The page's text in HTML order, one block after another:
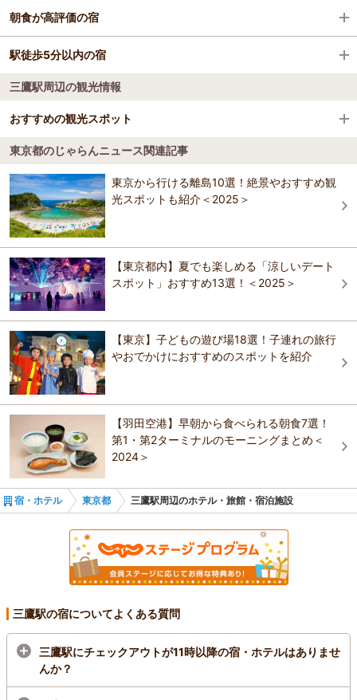
西新宿駅
代々木駅
高円寺駅
荻窪駅
東京スカイツリー
東京ビッグサイト
秋葉原電気街
アメ横
羽田空港（東京国際空港）
三宅島空港
八丈島空港
調布飛行場
上野・浅草・両国
渋谷・目黒・世田谷
八王子・立川・町田・府中・調布
池袋・目白・板橋・赤羽
六本木・麻布・赤坂・青山
お茶の水・湯島・九段・後楽園・東京ドーム
青梅・奥多摩
葛飾・江戸川・江東
伊豆七島・小笠原
京王プラザホテル
ホテル ブーゲンビリア新宿(旧 ラガール・ド
ゥ・ラヴィー新宿)
ホテルルートイン東京阿佐ヶ谷
かどやホテル
三井ガーデンホテル神宮外苑の杜プレミア
ＪＲ西日本グループ ヴィアイン新宿
アパホテル〈東新宿 歌舞伎町東〉
アパホテル〈新宿 歌舞伎町中央〉
プレミアホテル-CABIN-新宿
朝食が高評価の宿
京王プラザホテル
日本青年館ホテル
ホテルルートイン東京阿佐ヶ谷
かどやホテル
三井ガーデンホテル神宮外苑の杜プレミア
アパホテル〈新宿 歌舞伎町中央〉
プレミアホテル-CABIN-新宿
ビジネスホテル 新宿タウンホテル
全理連 代々木の宿（旧 全理連宿泊部）
ホテルローズガーデン新宿
駅徒歩5分以内の宿
京王プラザホテル
ホテル ブーゲンビリア新宿(旧 ラガール・ド
ゥ・ラヴィー新宿)
日本青年館ホテル
ホテルルートイン東京阿佐ヶ谷
かどやホテル
三井ガーデンホテル神宮外苑の杜プレミア
東急ステイ西新宿
ヒルトン東京
ＪＲ西日本グループ ヴィアイン新宿
Ｔｏｋｙｏ Ｐｌａｚａ Ｈｏｔｅｌ(東京プラザ
ホテル)
三鷹駅周辺の観光情報
おすすめの観光スポット
国立競技場
4.6
おすすめの観光スポットガイドを見る
東京都のじゃらんニュース関連記事
東京から行ける離島10選！絶景やおすすめ観
光スポットも紹介＜2025＞
【東京都内】夏でも楽しめる「涼しいデート
スポット」おすすめ13選！＜2025＞
【東京】子どもの遊び場18選！子連れの旅行
やおでかけにおすすめのスポットを紹介
【羽田空港】早朝から食べられる朝食7選！
第1・第2ターミナルのモーニングまとめ＜
2024＞
宿・ホテル 東京都 三鷹駅周辺のホテル・旅館・宿泊施設
三鷹駅の宿についてよくある質問
三鷹駅にチェックアウトが11時以降の宿・ホテルはありませ
んか？